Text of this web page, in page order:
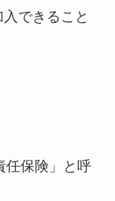
できること
任保険」と呼